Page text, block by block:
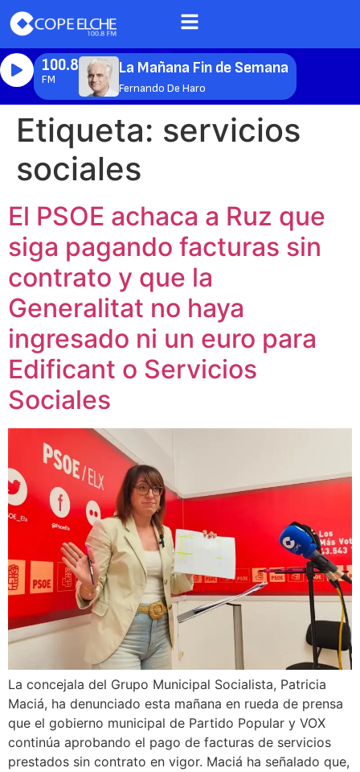
100.8
FM
La Mañana Fin de Semana
Fernando De Haro
Etiqueta: servicios
sociales
El PSOE achaca a Ruz que
siga pagando facturas sin
contrato y que la
Generalitat no haya
ingresado ni un euro para
Edificant o Servicios
Sociales
La concejala del Grupo Municipal Socialista, Patricia
Maciá, ha denunciado esta mañana en rueda de prensa
que el gobierno municipal de Partido Popular y VOX
continúa aprobando el pago de facturas de servicios
prestados sin contrato en vigor. Maciá ha señalado que,